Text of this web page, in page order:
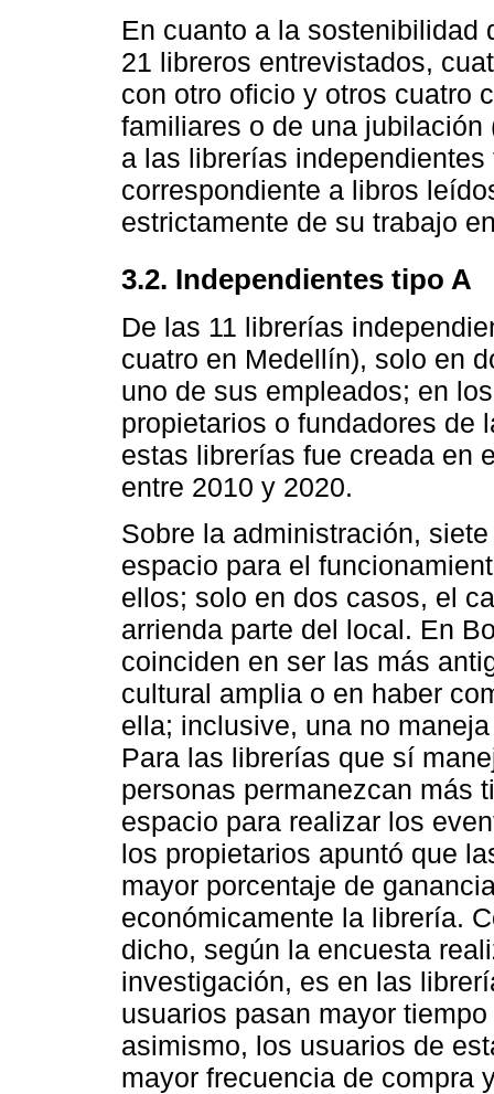
En cuanto a la
21 libreros entrevistados,
con otro oficio y otros cuatro
familiares o de una
a las librerías
correspondiente a libros
estrictamente de su trabajo
3.2. Independientes tipo A
De las 11 librerías
cuatro en Medellín), solo en
uno de sus empleados; en
propietarios o fundadores de
estas librerías fue creada en
entre 2010 y 2020.
Sobre la administración,
espacio para el
ellos; solo en dos casos, el
arrienda parte del local. En
coinciden en ser las más
cultural amplia o en haber
ella; inclusive, una no
Para las librerías que sí
personas permanezcan más
espacio para realizar los
los propietarios apuntó que
mayor porcentaje de
económicamente la librería.
dicho, según la encuesta
investigación, es en las
usuarios pasan mayor
asimismo, los usuarios de
mayor frecuencia de compra